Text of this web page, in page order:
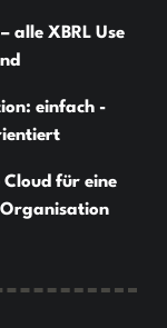
alle XBRL Use
einfach -
für eine
Organisation